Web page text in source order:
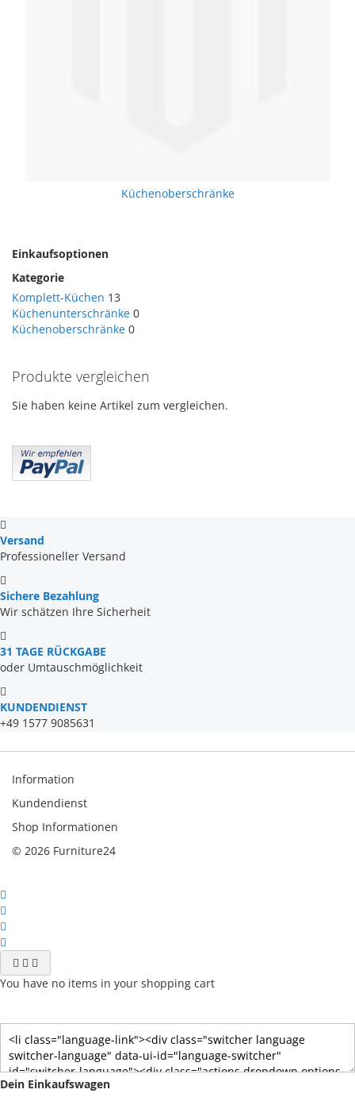
Küchenoberschränke
Einkaufsoptionen
Kategorie
Komplett-Küchen 13
Küchenunterschränke 0
Küchenoberschränke 0
Produkte vergleichen
Sie haben keine Artikel zum vergleichen.
Versand
Professioneller Versand
Sichere Bezahlung
Wir schätzen Ihre Sicherheit
31 TAGE RÜCKGABE
oder Umtauschmöglichkeit
KUNDENDIENST
+49 1577 9085631
Information
Kundendienst
Shop Informationen
© 2026 Furniture24
You have no items in your shopping cart
Dein Einkaufswagen